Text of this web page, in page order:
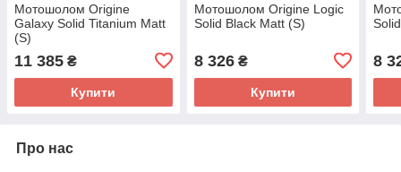
Мотошолом Origine
Galaxy Solid Titanium Matt
(S)
11 385 ₴
Купити
Мотошолом Origine Logic
Solid Black Matt (S)
8 326₴
Купити
8
Про нас